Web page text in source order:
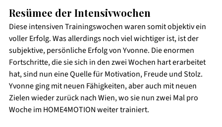
Resümee der Intensivwochen
Diese intensiven Trainingswochen waren somit objektiv ein
voller Erfolg. Was allerdings noch viel wichtiger ist, ist der
subjektive, persönliche Erfolg von Yvonne. Die enormen
Fortschritte, die sie sich in den zwei Wochen hart erarbeitet
hat, sind nun eine Quelle für Motivation, Freude und Stolz.
Yvonne ging mit neuen Fähigkeiten, aber auch mit neuen
Zielen wieder zurück nach Wien, wo sie nun zwei Mal pro
Woche im HOME4MOTION weiter trainiert.